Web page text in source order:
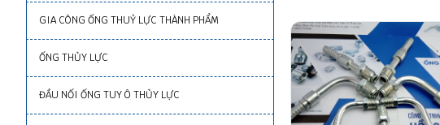
GIA CÔNG ỐNG THUỶ LỰC THÀNH PHẨM
ỐNG THỦY LỰC
ĐẦU NỐI ỐNG TUY Ô THỦY LỰC